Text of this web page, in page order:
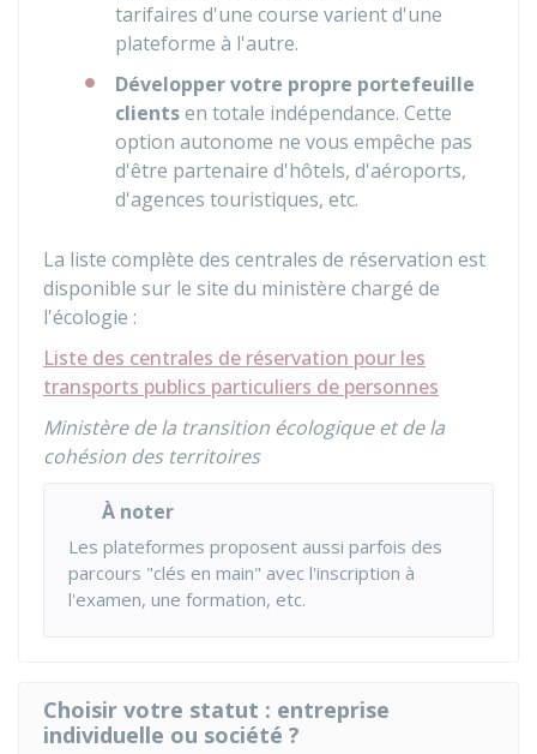
tarifaires d'une course varient d'une
plateforme à l'autre.
Développer votre propre portefeuille
clientsen totale indépendance. Cette
option autonome ne vous empêche pas
d'être partenaire d'hôtels, d'aéroports,
d'agences touristiques, etc.
La liste complète des centrales de réservation est
disponible sur le site du ministère chargé de
l'écologie :
Liste des centrales de réservation pour les
transports publics particuliers de personnes
Ministère de la transition écologique et de la
cohésion des territoires
À noter
Les plateformes proposent aussi parfois des
parcours "clés en main" avec l'inscription à
l'examen, une formation, etc.
Choisir votre statut : entreprise
individuelle ou société ?